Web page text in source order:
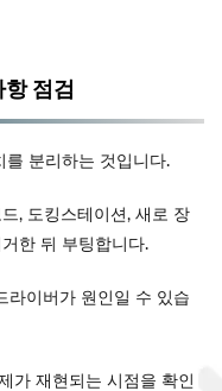
점검
를 분리하는 것입니다.
, 도킹스테이션, 새로 장
한 뒤 부팅합니다.
라이버가 원인일 수 있습
가 재현되는 시점을 확인